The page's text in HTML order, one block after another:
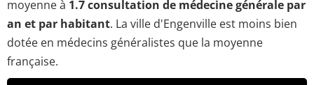
moyenne à 1.7 consultation de médecine générale par
an et par habitant. La ville d'Engenville est moins bien
dotée en médecins généralistes que la moyenne
française.